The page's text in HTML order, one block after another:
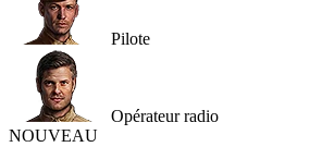
Pilote
Opérateur radio
NOUVEAU